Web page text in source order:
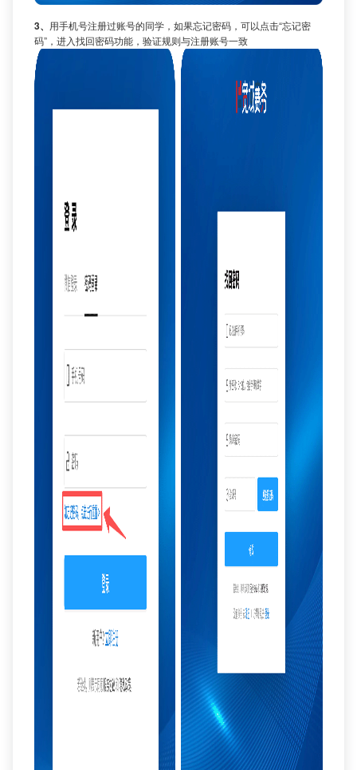
3、 用手机号注册过账号的同学，如果忘记密码，可以点击“忘记密
码”，进入找回密码功能，验证规则与注册账号一致